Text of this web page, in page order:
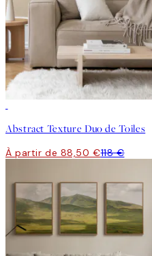
Abstract Texture Duo de Toiles
À partir de 88,50 €118 €